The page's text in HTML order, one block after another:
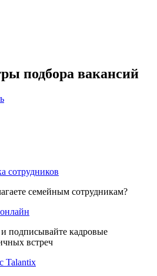
подбора вакансий
сотрудников
семейным сотрудникам?
подписывайте кадровые
встреч
Talantix